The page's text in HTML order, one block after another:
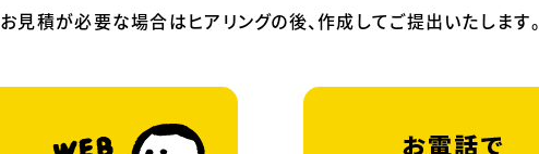
お見積が必要な場合はヒアリングの後、作成してご提出いたします。